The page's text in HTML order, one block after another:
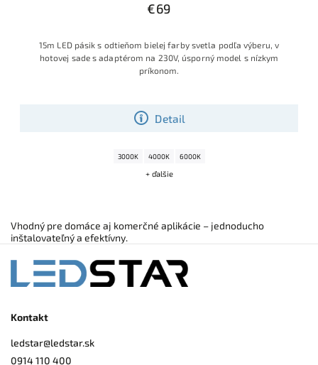
€69
Detail
15m LED pásik s odtieňom bielej farby svetla podľa výberu, v
hotovej sade s adaptérom na 230V, úsporný model s nízkym
príkonom.
3000K 4000K 6000K
+ ďalšie
Vhodný pre domáce aj komerčné aplikácie – jednoducho
inštalovateľný a efektívny.
Kontakt
ledstar@ledstar.sk
0914 110 400